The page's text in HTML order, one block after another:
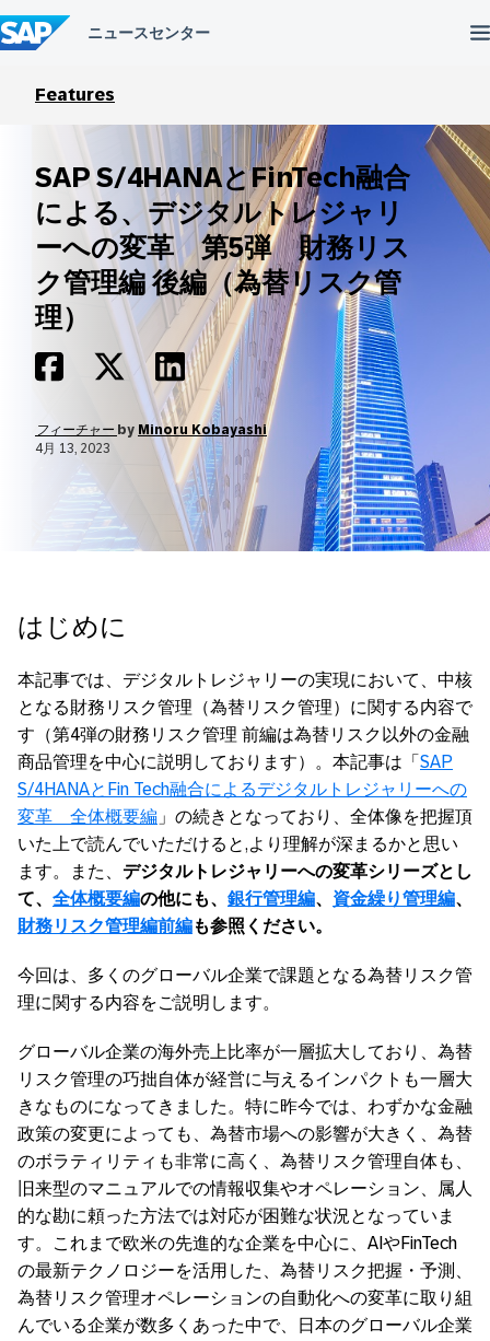
ン
テ
Features
SAP S/4HANAとFinTech融合
による、デジタルトレジャリ
ーへの変革 第5弾 財務リス
ク管理編 後編（為替リスク管
理）
フィーチャー by Minoru Kobayashi
4月 13, 2023
はじめに
本記事では、デジタルトレジャリーの実現において、中核
となる財務リスク管理（為替リスク管理）に関する内容で
す（第4弾の財務リスク管理 前編は為替リスク以外の金融
商品管理を中心に説明しております）。本記事は「 SAP
S/4HANAとFin Tech融合によるデジタルトレジャリーへの
変革 全体概要編 」の続きとなっており、全体像を把握頂
いた上で読んでいただけると,より理解が深まるかと思い
ます。また、 デジタルトレジャリーへの変革シリーズとし
て、 全体概要編の他にも、 銀行管理編、 資金繰り管理編、
財務リスク管理編前編も参照ください。
今回は、多くのグローバル企業で課題となる為替リスク管
理に関する内容をご説明します。
グローバル企業の海外売上比率が一層拡大しており、為替
リスク管理の巧拙自体が経営に与えるインパクトも一層大
きなものになってきました。特に昨今では、わずかな金融
政策の変更によっても、為替市場への影響が大きく、為替
のボラティリティも非常に高く、為替リスク管理自体も、
旧来型のマニュアルでの情報収集やオペレーション、属人
的な勘に頼った方法では対応が困難な状況となっていま
す。これまで欧米の先進的な企業を中心に、AIやFinTech
の最新テクノロジーを活用した、為替リスク把握・予測、
為替リスク管理オペレーションの自動化への変革に取り組
んでいる企業が数多くあった中で、日本のグローバル企業